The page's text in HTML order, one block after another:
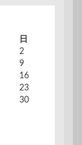
日
2
9
16
23
30